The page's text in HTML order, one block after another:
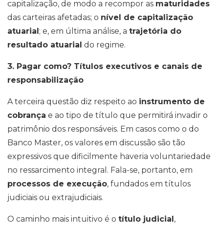
capitalização, de modo a recompor as maturidades
das carteiras afetadas; o nível de capitalização
atuarial; e, em última análise, a trajetória do
resultado atuarial do regime.
3. Pagar como? Títulos executivos e canais de
responsabilização
A terceira questão diz respeito ao instrumento de
cobrança e ao tipo de título que permitirá invadir o
patrimônio dos responsáveis. Em casos como o do
Banco Master, os valores em discussão são tão
expressivos que dificilmente haveria voluntariedade
no ressarcimento integral. Fala-se, portanto, em
processos de execução, fundados em títulos
judiciais ou extrajudiciais.
O caminho mais intuitivo é o título judicial,